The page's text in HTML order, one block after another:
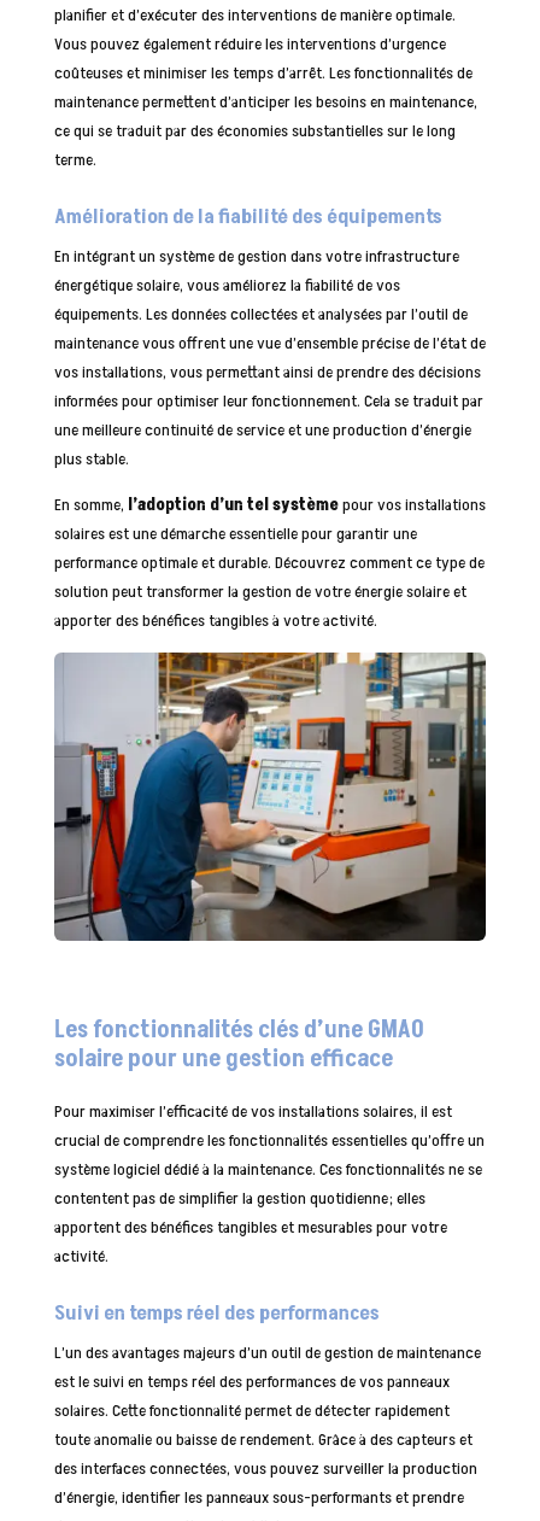
planifier et d’exécuter des interventions de manière optimale.
Vous pouvez également réduire les interventions d’urgence
coûteuses et minimiser les temps d’arrêt. Les fonctionnalités de
maintenance permettent d’anticiper les besoins en maintenance,
ce qui se traduit par des économies substantielles sur le long
terme.
Amélioration de la fiabilité des équipements
En intégrant un système de gestion dans votre infrastructure
énergétique solaire, vous améliorez la fiabilité de vos
équipements. Les données collectées et analysées par l’outil de
maintenance vous offrent une vue d’ensemble précise de l’état de
vos installations, vous permettant ainsi de prendre des décisions
informées pour optimiser leur fonctionnement. Cela se traduit par
une meilleure continuité de service et une production d’énergie
plus stable.
En somme, l’adoption d’un tel systèmepour vos installations
solaires est une démarche essentielle pour garantir une
performance optimale et durable. Découvrez comment ce type de
solution peut transformer la gestion de votre énergie solaire et
apporter des bénéfices tangibles à votre activité.
Les fonctionnalités clés d’une GMAO
solaire pour une gestion efficace
Pour maximiser l’efficacité de vos installations solaires, il est
crucial de comprendre les fonctionnalités essentielles qu’offre un
système logiciel dédié à la maintenance. Ces fonctionnalités ne se
contentent pas de simplifier la gestion quotidienne; elles
apportent des bénéfices tangibles et mesurables pour votre
activité.
Suivi en temps réel des performances
L’un des avantages majeurs d’un outil de gestion de maintenance
est le suivi en temps réel des performances de vos panneaux
solaires. Cette fonctionnalité permet de détecter rapidement
toute anomalie ou baisse de rendement. Grâce à des capteurs et
des interfaces connectées, vous pouvez surveiller la production
d’énergie, identifier les panneaux sous-performants et prendre